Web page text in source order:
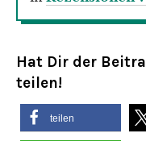
Hat Dir der
teilen!
teilen